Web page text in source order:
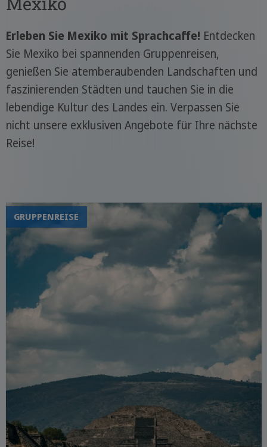
Erleben Sie Mexiko mit Sprachcaffe! Entdecken
Sie Mexiko bei spannenden Gruppenreisen,
genießen Sie atemberaubenden Landschaften und
faszinierenden Städten und tauchen Sie in die
lebendige Kultur des Landes ein. Verpassen Sie
nicht unsere exklusiven Angebote für Ihre nächste
Reise!
GRUPPENREISE